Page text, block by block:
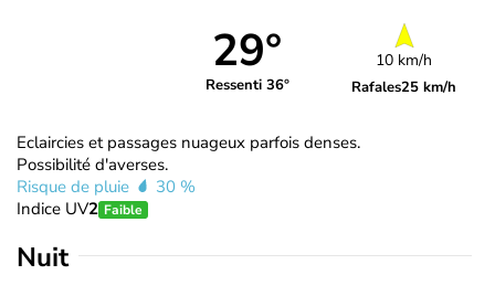
29°
Ressenti 36°
10 km/h
Rafales25 km/h
Eclaircies et passages nuageux parfois denses.
Possibilité d'averses.
Risque de pluie
30 %
Indice UV2 Faible
Nuit